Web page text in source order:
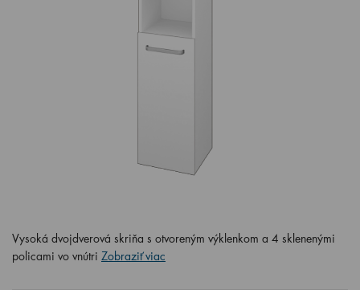
Vysoká dvojdverová skriňa s otvoreným výklenkom a 4 sklenenými
policami vo vnútri Zobraziť viac